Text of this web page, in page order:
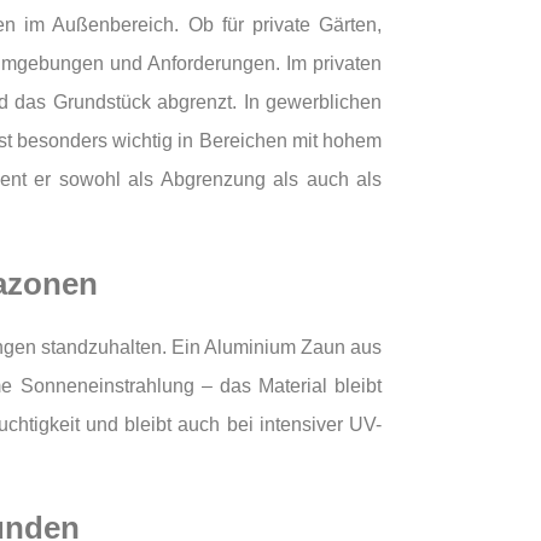
im Außenbereich. Ob für private Gärten,
und Anforderungen. Im privaten
Grundstück abgrenzt. In gewerblichen
besonders wichtig in Bereichen mit hohem
er sowohl als Abgrenzung als auch als
standzuhalten. Ein Aluminium Zaun aus
Sonneneinstrahlung – das Material bleibt
und bleibt auch bei intensiver UV-